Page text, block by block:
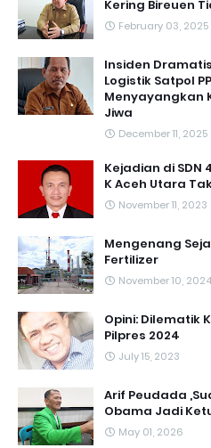
Kering Bireuen
February 03, 2025
Insiden
Logistik Satpol
Menyayangkan
Jiwa
December 11, 2025
Kejadian di SDN
K Aceh Utara
November 11, 2023
Mengenang
Fertilizer
November 10, 2024
Opini: Dilematik
Pilpres 2024
July 15, 2023
Arif Peudada
Obama Jadi
May 01, 2026